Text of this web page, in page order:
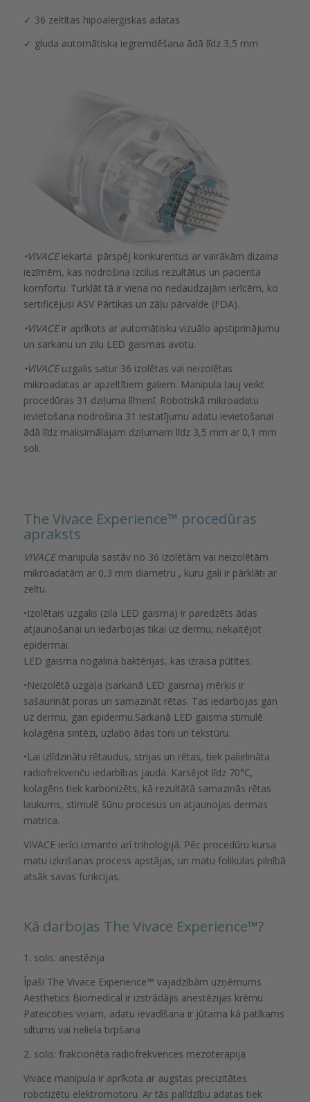
✓ 36 zeltītas hipoalerģiskas adatas
✓ gluda automātiska iegremdēšana ādā līdz 3,5 mm
•VIVACEiekarta pārspēj konkurentus ar vairākām dizaina
iezīmēm, kas nodrošina izcilus rezultātus un pacienta
komfortu. Turklāt tā ir viena no nedaudzajām ierīcēm, ko
sertificējusi ASV Pārtikas un zāļu pārvalde (FDA).
•VIVACE ir aprīkots ar automātisku vizuālo apstiprinājumu
un sarkanu un zilu LED gaismas avotu.
•VIVACEuzgalis satur 36 izolētas vai neizolētas
mikroadatas ar apzeltītiem galiem. Manipula ļauj veikt
procedūras 31 dziļuma līmenī. Robotiskā mikroadatu
ievietošana nodrošina 31 iestatījumu adatu ievietošanai
ādā līdz maksimālajam dziļumam līdz 3,5 mm ar 0,1 mm
soli.
The Vivace Experience™️ procedūras
apraksts
VIVACEmanipula sastāv no 36 izolētām vai neizolētām
mikroadatām ar 0,3 mm diametru , kuru gali ir pārklāti ar
zeltu.
•Izolētais uzgalis (zila LED gaisma) ir paredzēts ādas
atjaunošanai un iedarbojas tikai uz dermu, nekaitējot
epidermai.
LED gaisma nogalina baktērijas, kas izraisa pūtītes.
•Neizolētā uzgaļa (sarkanā LED gaisma) mērķis ir
sašaurināt poras un samazināt rētas. Tas iedarbojas gan
uz dermu, gan epidermu.Sarkanā LED gaisma stimulē
kolagēna sintēzi, uzlabo ādas toni un tekstūru.
•Lai izlīdzinātu rētaudus, strijas un rētas, tiek palielināta
radiofrekvenču iedarbības jauda. Karsējot līdz 70°C,
kolagēns tiek karbonizēts, kā rezultātā samazinās rētas
laukums, stimulē šūnu procesus un atjaunojas dermas
matrica.
VIVACE ierīci izmanto arī triholoģijā. Pēc procedūru kursa
matu izkrišanas process apstājas, un matu folikulas pilnībā
atsāk savas funkcijas.
Kā darbojas The Vivace Experience™️?
1. solis: anestēzija
Īpaši The Vivace Experience™️ vajadzībām uzņēmums
Aesthetics Biomedical ir izstrādājis anestēzijas krēmu.
Pateicoties viņam, adatu ievadīšana ir jūtama kā patīkams
siltums vai neliela tirpšana
2. solis: frakcionēta radiofrekvences mezoterapija
Vivace manipula ir aprīkota ar augstas precizitātes
robotizētu elektromotoru. Ar tās palīdzību adatas tiek